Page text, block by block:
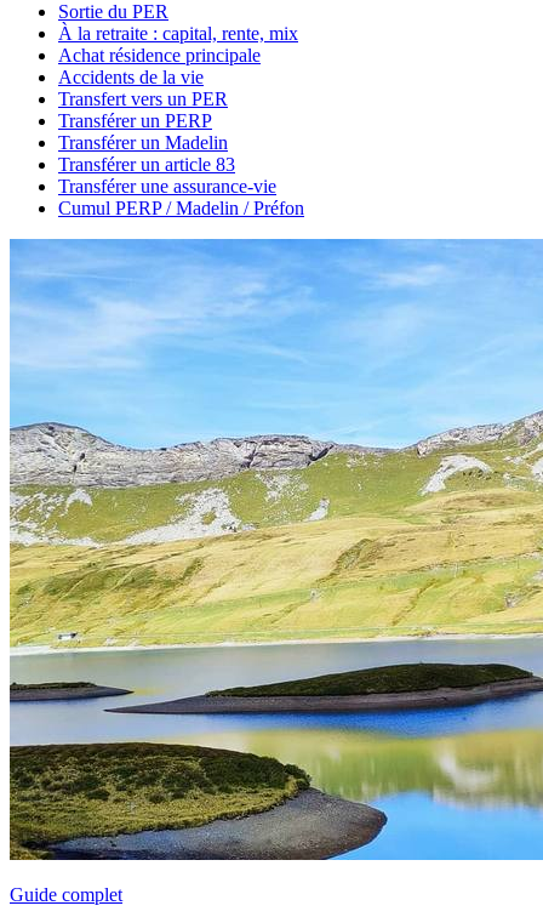
Sortie du PER
À la retraite : capital, rente, mix
Achat résidence principale
Accidents de la vie
Transfert vers un PER
Transférer un PERP
Transférer un Madelin
Transférer un article 83
Transférer une assurance-vie
Cumul PERP / Madelin / Préfon
Guide complet